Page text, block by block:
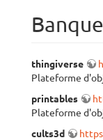
thingiverse
Plateforme
printables
Plateforme
cults3d